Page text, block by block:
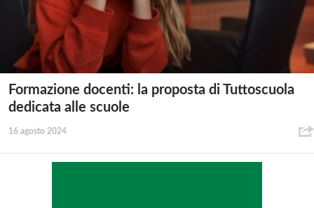
Formazione docenti: la proposta di Tuttoscuola
dedicata alle scuole
16 agosto 2024